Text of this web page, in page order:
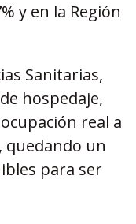
y en la Región
Sanitarias,
hospedaje,
real a
quedando un
para ser